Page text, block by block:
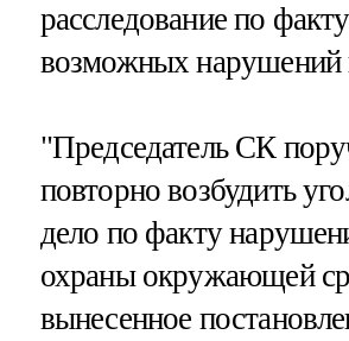
расследование по факту
возможных нарушений
"Председатель СК
повторно возбудить
дело по факту
охраны окружающей
вынесенное